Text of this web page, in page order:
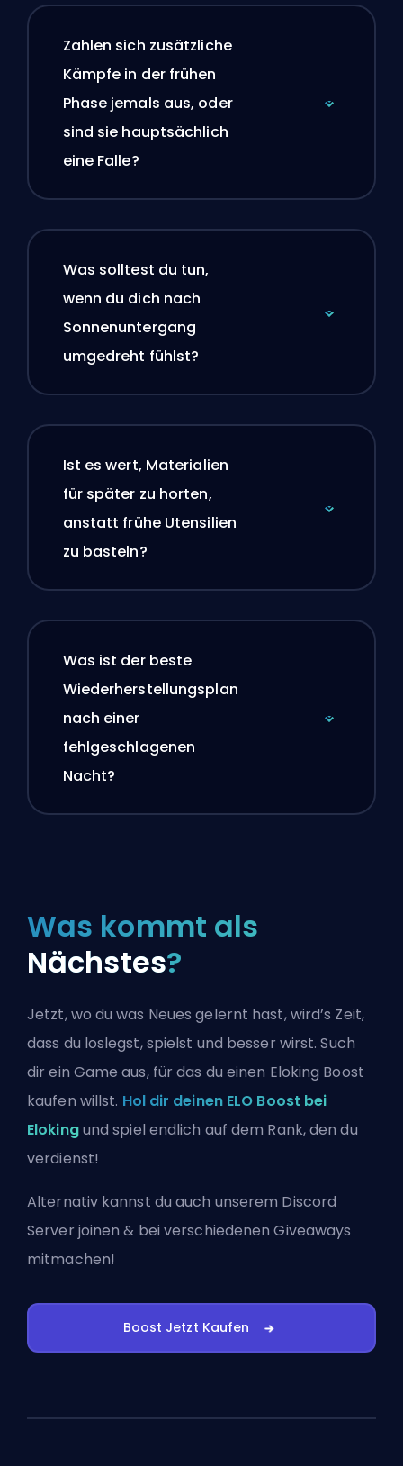
Zahlen sich zusätzliche
Kämpfe in der frühen
Phase jemals aus, oder
sind sie hauptsächlich
eine Falle?
Was solltest du tun,
wenn du dich nach
Sonnenuntergang
umgedreht fühlst?
Ist es wert, Materialien
für später zu horten,
anstatt frühe Utensilien
zu basteln?
Was ist der beste
Wiederherstellungsplan
nach einer
fehlgeschlagenen
Nacht?
Was kommt als
Nächstes?
Jetzt, wo du was Neues gelernt hast, wird’s Zeit,
dass du loslegst, spielst und besser wirst. Such
dir ein Game aus, für das du einen Eloking Boost
kaufen willst. Hol dir deinen ELO Boost bei
Elokingund spiel endlich auf dem Rank, den du
verdienst!
Alternativ kannst du auch unserem Discord
Server joinen & bei verschiedenen Giveaways
mitmachen!
Boost Jetzt Kaufen